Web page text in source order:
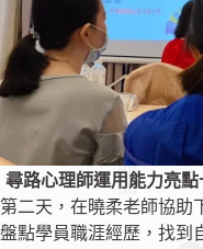
尋路心理師運用能力亮
第二天，在曉柔老師協助
盤點學員職涯經歷，找到